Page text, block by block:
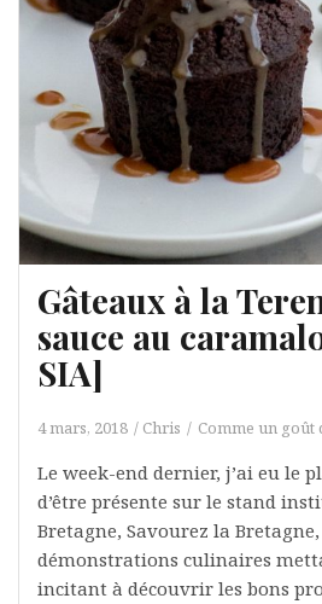
Gâteaux à la
sauce au
SIA]
4 mars, 2018 Chris Comme un goût
Le week-end dernier, j’ai eu le
d’être présente sur le stand
Bretagne, Savourez la
démonstrations culinaires
incitant à découvrir les bons